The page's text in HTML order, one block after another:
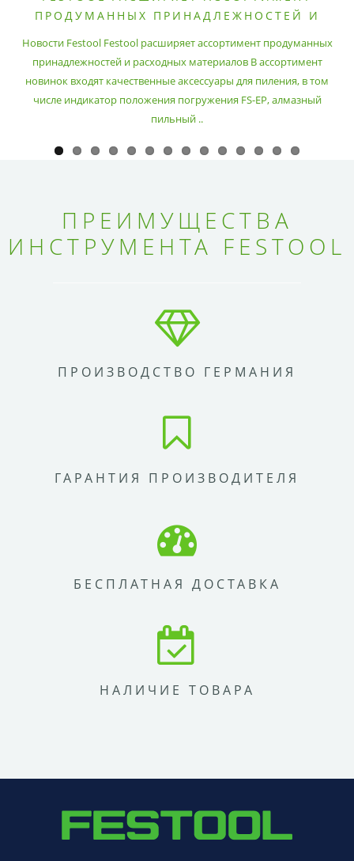
ПРОДУМАННЫХ ПРИНАДЛЕЖНОСТЕЙ И
Новости Festool Festool расширяет ассортимент продуманных
принадлежностей и расходных материалов В ассортимент
новинок входят качественные аксессуары для пиления, в том
числе индикатор положения погружения FS-EP, алмазный
пильный ..
ПРЕИМУЩЕСТВА
ИНСТРУМЕНТА FESTOOL
ПРОИЗВОДСТВО ГЕРМАНИЯ
ГАРАНТИЯ ПРОИЗВОДИТЕЛЯ
БЕСПЛАТНАЯ ДОСТАВКА
НАЛИЧИЕ ТОВАРА